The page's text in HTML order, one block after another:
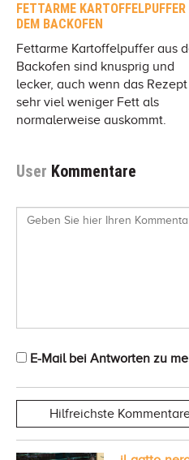
FETTARME
DEM BACKOFEN
Fettarme Kartoffelpuffer aus
Backofen sind knusprig und
lecker, auch wenn das
sehr viel weniger Fett als
normalerweise auskommt.
User Kommentare
E-Mail bei Antworten zu
Hilfreichste